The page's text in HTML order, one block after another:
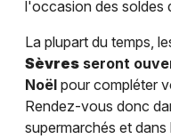
l'occasion des soldes
La plupart du temps,
Sèvres seront
Noël pour compléter
Rendez-vous donc
supermarchés et